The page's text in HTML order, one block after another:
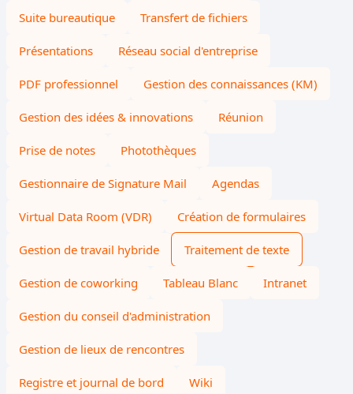
Suite bureautique Transfert de fichiers
Présentations Réseau social d'entreprise
PDF professionnel Gestion des connaissances (KM)
Gestion des idées & innovations Réunion
Prise de notes Photothèques
Gestionnaire de Signature Mail Agendas
Virtual Data Room (VDR) Création de formulaires
Gestion de travail hybride Traitement de texte
Gestion de coworking Tableau Blanc Intranet
Gestion du conseil d'administration
Gestion de lieux de rencontres
Registre et journal de bord Wiki